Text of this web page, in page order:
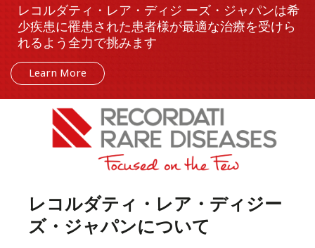
レコルダティ・レア・ディジ ーズ・ジャパンは希
少疾患に罹患された患者様が最適な治療を受けら
れるよう全力で挑みます
Learn More
レコルダティ・レア・ディジー
ズ・ジャパンについて